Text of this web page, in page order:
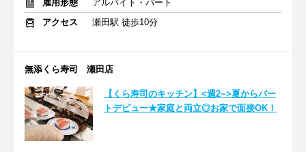
雇用形態
アルバイト・パート
アクセス
瀬田駅 徒歩10分
無添くら寿司 瀬田店
【くら寿司のキッチン】<週2~>夏からパー
トデビュー★家庭と両立◎お家で面接OK！